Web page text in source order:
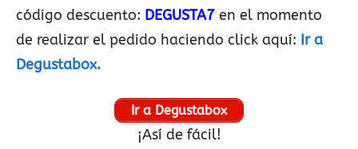
código descuento: DEGUSTA7 en el momento
de realizar el pedido haciendo click aquí: Ir a
Degustabox.
Ir a Degustabox
¡Así de fácil!